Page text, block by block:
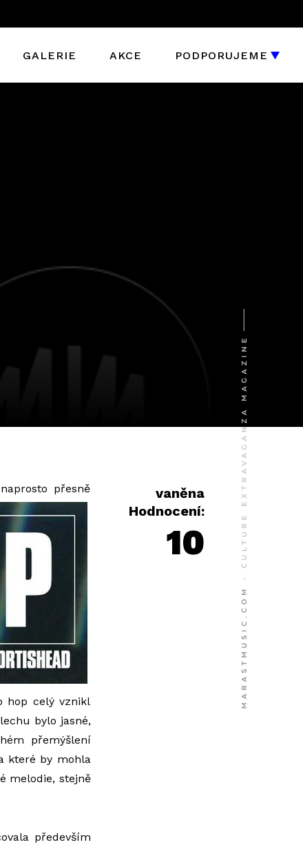
GALERIE AKCE PODPORUJEME
vaněna
Hodnocení:
10
přesně
hop celý vznikl
bylo jasné,
přemýšlení
které by mohla
melodie, stejně
především